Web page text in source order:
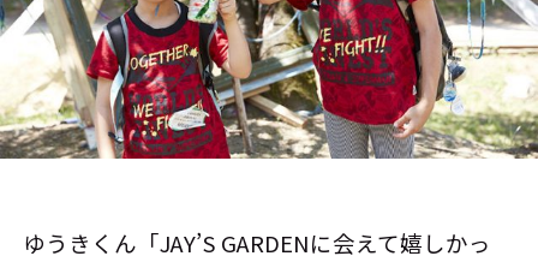
ゆうきくん「JAY’S GARDENに会えて嬉しかっ